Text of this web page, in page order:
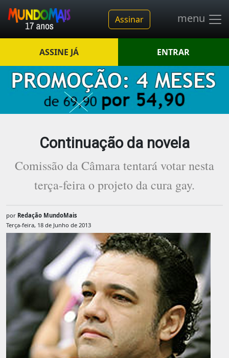
Assinar menu
ASSINE JÁ ENTRAR
Continuação da novela
Comissão da Câmara tentará votar nesta
terça-feira o projeto da cura gay.
por Redação MundoMais
Terça-feira, 18 de Junho de 2013